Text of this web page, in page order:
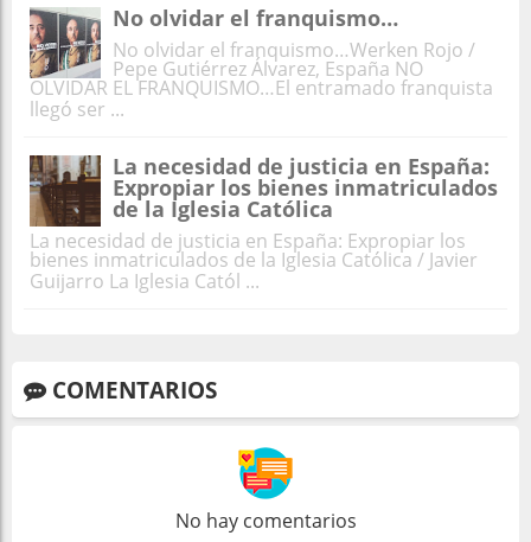
No olvidar el franquismo…
No olvidar el franquismo…Werken Rojo /
Pepe Gutiérrez Álvarez, España NO
OLVIDAR EL FRANQUISMO…El entramado franquista
llegó ser ...
La necesidad de justicia en España:
Expropiar los bienes inmatriculados
de la Iglesia Católica
La necesidad de justicia en España: Expropiar los
bienes inmatriculados de la Iglesia Católica / Javier
Guijarro La Iglesia Catól ...
COMENTARIOS
No hay comentarios